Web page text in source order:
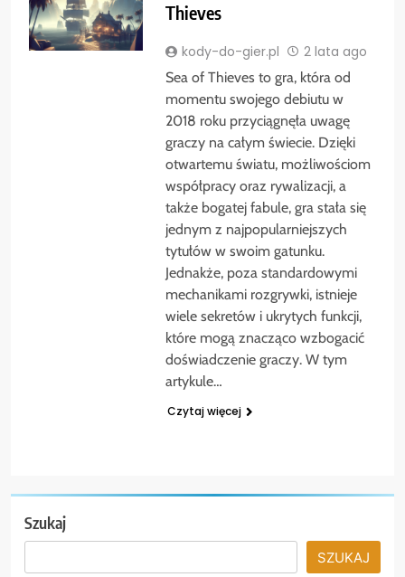
Thieves
kody-do-gier.pl 2 lata ago
Sea of Thieves to gra, która od
momentu swojego debiutu w
2018 roku przyciągnęła uwagę
graczy na całym świecie. Dzięki
otwartemu światu, możliwościom
współpracy oraz rywalizacji, a
także bogatej fabule, gra stała się
jednym z najpopularniejszych
tytułów w swoim gatunku.
Jednakże, poza standardowymi
mechanikami rozgrywki, istnieje
wiele sekretów i ukrytych funkcji,
które mogą znacząco wzbogacić
doświadczenie graczy. W tym
artykule…
Czytaj więcej
Szukaj
SZUKAJ